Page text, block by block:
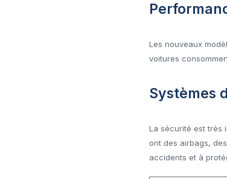
Les nouveaux
voitures
Systèmes
La sécurité est très
ont des airbags,
accidents et à